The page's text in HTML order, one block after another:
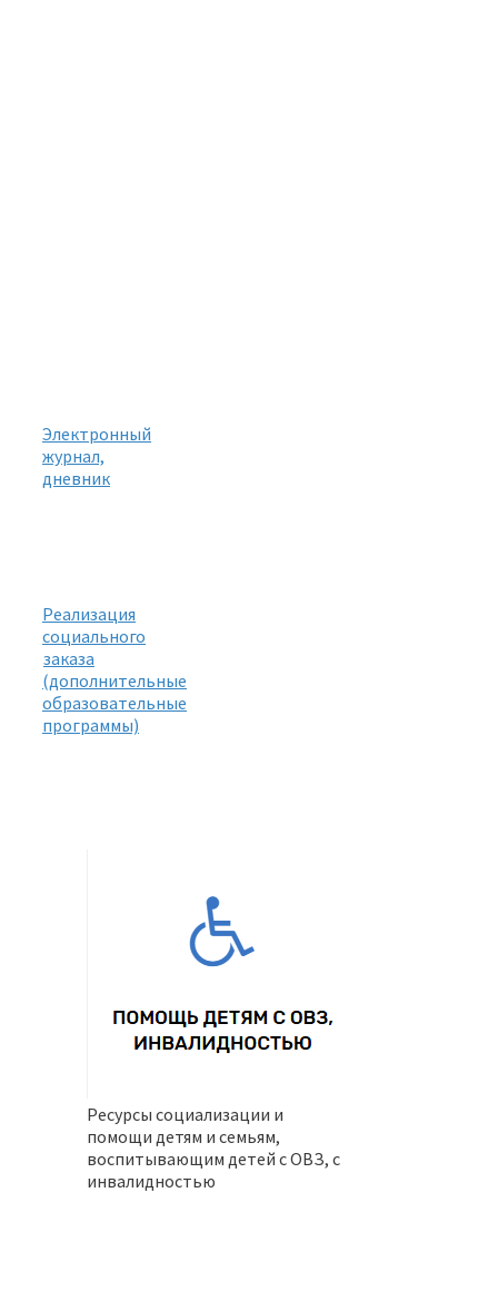
Электронный
журнал,
дневник
Реализация
социального
заказа
(дополнительные
образовательные
программы)
Ресурсы социализации и
помощи детям и семьям,
воспитывающим детей с ОВЗ, с
инвалидностью